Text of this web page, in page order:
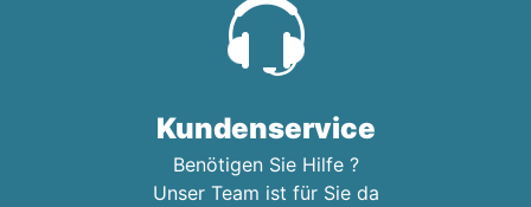
Kundenservice
Benötigen Sie Hilfe ?
Unser Team ist für Sie da